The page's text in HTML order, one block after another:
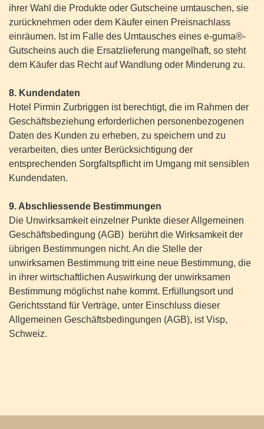
ihrer Wahl die Produkte oder Gutscheine umtauschen, sie
zurücknehmen oder dem Käufer einen Preisnachlass
einräumen. Ist im Falle des Umtausches eines e-guma®-
Gutscheins auch die Ersatzlieferung mangelhaft, so steht
dem Käufer das Recht auf Wandlung oder Minderung zu.
8. Kundendaten
Hotel Pirmin Zurbriggen ist berechtigt, die im Rahmen der
Geschäftsbeziehung erforderlichen personenbezogenen
Daten des Kunden zu erheben, zu speichern und zu
verarbeiten, dies unter Berücksichtigung der
entsprechenden Sorgfaltspflicht im Umgang mit sensiblen
Kundendaten.
9. Abschliessende Bestimmungen
Die Unwirksamkeit einzelner Punkte dieser Allgemeinen
Geschäftsbedingung (AGB) berührt die Wirksamkeit der
übrigen Bestimmungen nicht. An die Stelle der
unwirksamen Bestimmung tritt eine neue Bestimmung, die
in ihrer wirtschaftlichen Auswirkung der unwirksamen
Bestimmung möglichst nahe kommt. Erfüllungsort und
Gerichtsstand für Verträge, unter Einschluss dieser
Allgemeinen Geschäftsbedingungen (AGB), ist Visp,
Schweiz.